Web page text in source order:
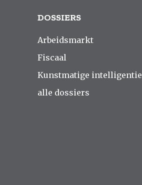
DOSSIERS
Arbeidsmarkt
Fiscaal
Kunstmatige intelligentie
alle dossiers